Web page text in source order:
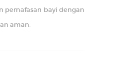
pernafasan bayi dengan
aman.